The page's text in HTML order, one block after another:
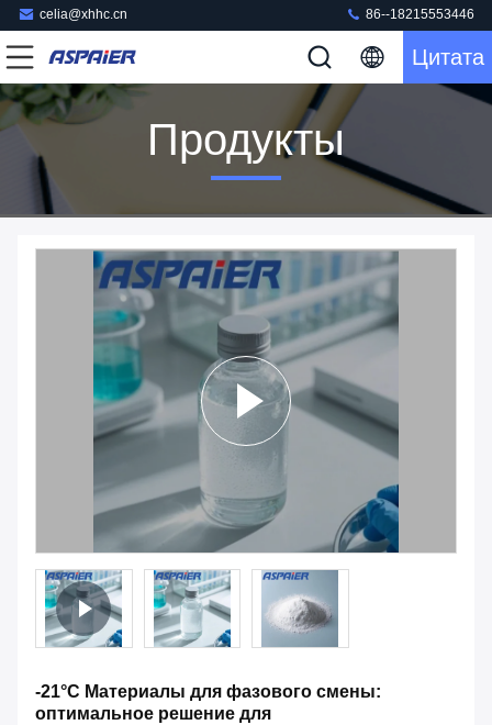
celia@xhhc.cn 86--18215553446
Цитата
Продукты
-21°C Материалы для фазового смены:
оптимальное решение для